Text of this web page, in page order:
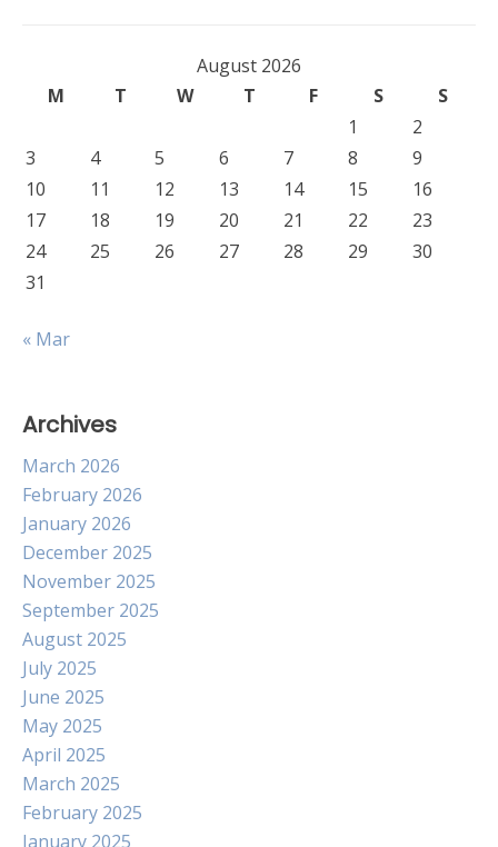
August 2026
M
T W T F S
S
1
2
3
4 5 6 7 8
9
10
11 12 13 14 15
16
17
18 19 20 21 22
23
24
25 26 27 28 29
30
31
« Mar
Archives
March 2026
February 2026
January 2026
December 2025
November 2025
September 2025
August 2025
July 2025
June 2025
May 2025
April 2025
March 2025
February 2025
January 2025